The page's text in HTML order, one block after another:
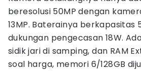
beresolusi 50MP dengan
13MP. Baterainya berkapasitas
dukungan pengecasan 18W.
sidik jari di samping, dan RAM
soal harga, memori 6/128GB